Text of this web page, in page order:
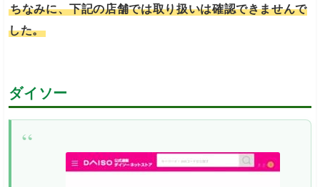
ちなみに、下記の店舗では取り扱いは確認できませんで
した。
ダイソー